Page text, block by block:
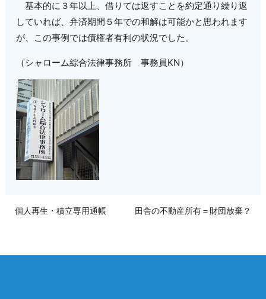
基本的に３年以上、借りては返すことを約定通り繰り返
していれば、弁済期間５年での和解は可能かと思われます
が、この事例では債権者有利の状況でした。
（シャローム綜合法律事務所 事務員KN）
個人再生・積立専用通帳 田舎の不動産所有＝財団放棄？